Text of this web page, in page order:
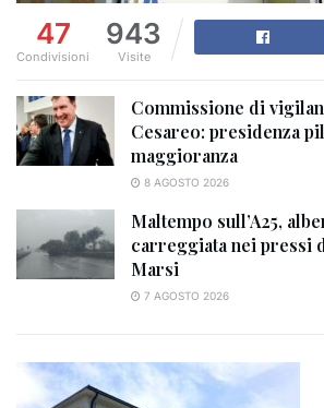
47
Condivisioni
943
Visite
Commissione di
Cesareo: presidenza
maggioranza
8 AGOSTO 2026
Maltempo sull’A25,
carreggiata nei pressi
Marsi
7 AGOSTO 2026